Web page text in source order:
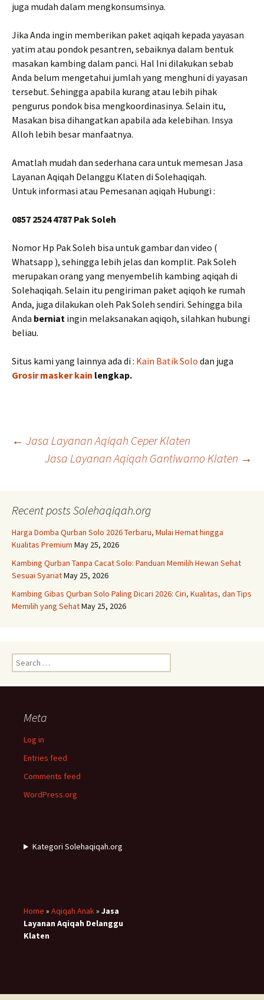
juga mudah dalam mengkonsumsinya.
Jika Anda ingin memberikan paket aqiqah kepada yayasan
yatim atau pondok pesantren, sebaiknya dalam bentuk
masakan kambing dalam panci. Hal Ini dilakukan sebab
Anda belum mengetahui jumlah yang menghuni di yayasan
tersebut. Sehingga apabila kurang atau lebih pihak
pengurus pondok bisa mengkoordinasinya. Selain itu,
Masakan bisa dihangatkan apabila ada kelebihan. Insya
Alloh lebih besar manfaatnya.
Amatlah mudah dan sederhana cara untuk memesan Jasa
Layanan Aqiqah Delanggu Klaten di Solehaqiqah.
Untuk informasi atau Pemesanan aqiqah Hubungi :
0857 2524 4787 Pak Soleh
Nomor Hp Pak Soleh bisa untuk gambar dan video (
Whatsapp ), sehingga lebih jelas dan komplit. Pak Soleh
merupakan orang yang menyembelih kambing aqiqah di
Solehaqiqah. Selain itu pengiriman paket aqiqoh ke rumah
Anda, juga dilakukan oleh Pak Soleh sendiri. Sehingga bila
Anda berniat ingin melaksanakan aqiqoh, silahkan hubungi
beliau.
Situs kami yang lainnya ada di : Kain Batik Solo dan juga
Grosir masker kain lengkap.
Post
← Jasa Layanan Aqiqah Ceper Klaten
Jasa Layanan Aqiqah Gantiwarno Klaten →
Recent posts Solehaqiqah.org
Harga Domba Qurban Solo 2026 Terbaru, Mulai Hemat hingga
Kualitas Premium May 25, 2026
Kambing Qurban Tanpa Cacat Solo: Panduan Memilih Hewan Sehat
Sesuai SyariatMay 25, 2026
Kambing Gibas Qurban Solo Paling Dicari 2026: Ciri, Kualitas, dan Tips
Memilih yang SehatMay 25, 2026
Search
for:
Meta
Log in
Entries feed
Comments feed
WordPress.org
Kategori Solehaqiqah.org
Home » Aqiqah Anak» Jasa
Layanan Aqiqah Delanggu
Klaten